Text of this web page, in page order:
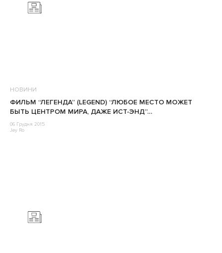
НОВИНИ
ФИЛЬМ “ЛЕГЕНДА” (LEGEND) “ЛЮБОЕ МЕСТО МОЖЕТ
БЫТЬ ЦЕНТРОМ МИРА, ДАЖЕ ИСТ-ЭНД”…
06 Грудня 2015
Jey Ro